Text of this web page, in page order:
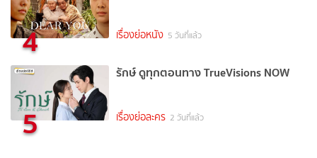
4 เรื่องย่อหนัง 5 วันที่แล้ว
5
รักษ์ ดูทุกตอนทาง TrueVisions NOW
เรื่องย่อละคร 2 วันที่แล้ว